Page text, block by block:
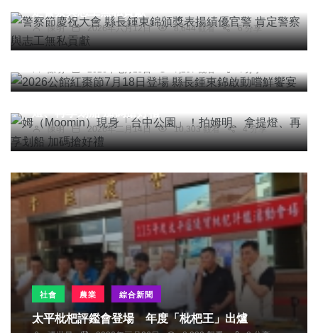
陳明 2026年六月12日 8,644 觀看 6 分享
2026公館紅棗節7月18日登場 縣長鍾東錦啟動嚐鮮
饗宴
陳明 2026年七月15日 7,297 觀看 4 分享
社會 綜合新聞 旅遊 科技新知
姆（Moomin）現身「台中公園」！拍姆明、拿提
陳明 2026年二月14日 10,303 觀看 4 分享
社會 農業 綜合新聞
太平枇杷評鑑會登場 年度「枇杷王」出爐